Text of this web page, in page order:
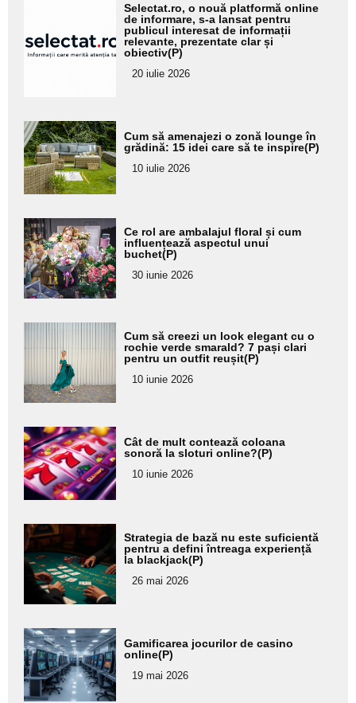
pentru
subtitlu
Selectat.ro, o nouă platformă online
de informare, s-a lansat pentru
publicul interesat de informații
relevante, prezentate clar și
obiectiv(P)
20 iulie 2026
Adaugă
aici textul
pentru
subtitlu
Cum să amenajezi o zonă lounge în
grădină: 15 idei care să te inspire(P)
10 iulie 2026
Adaugă
aici textul
pentru
subtitlu
Ce rol are ambalajul floral și cum
influențează aspectul unui
buchet(P)
30 iunie 2026
Adaugă
aici textul
pentru
subtitlu
Cum să creezi un look elegant cu o
rochie verde smarald? 7 pași clari
pentru un outfit reușit(P)
10 iunie 2026
Adaugă
aici textul
pentru
subtitlu
Cât de mult contează coloana
sonoră la sloturi online?(P)
10 iunie 2026
Adaugă
aici textul
pentru
subtitlu
Strategia de bază nu este suficientă
pentru a defini întreaga experiență
la blackjack(P)
26 mai 2026
Adaugă
aici textul
pentru
subtitlu
Gamificarea jocurilor de casino
online(P)
19 mai 2026